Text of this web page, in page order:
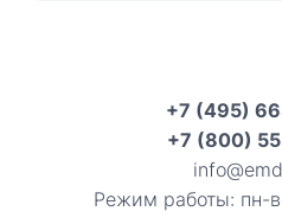
+7 (495)
+7 (800)
Режим работы: пн-